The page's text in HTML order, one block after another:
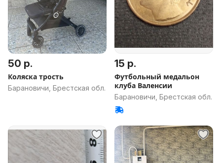
50 р.
Коляска трость
Барановичи, Брестская обл.
15 р.
Футбольный медальон
клуба Валенсии
Барановичи, Брестская обл.